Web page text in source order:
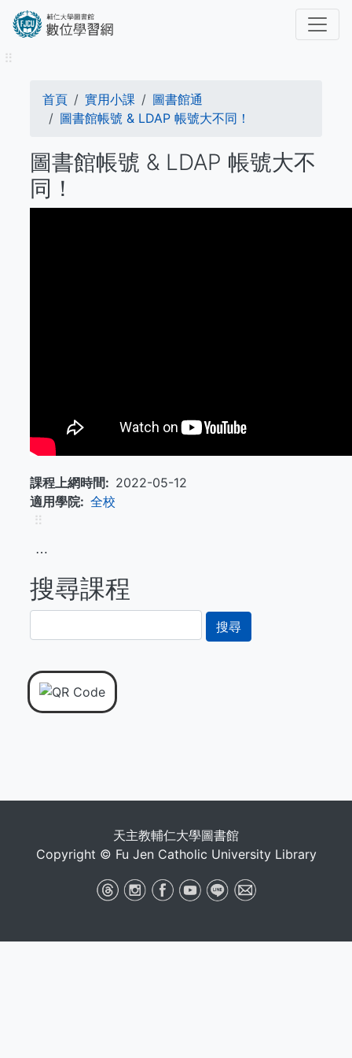
內
⠿
導
航
連
結
首頁 實用小課
圖書館通
圖書館帳號 & LDAP 帳號大不同！
圖書館帳號 & LDAP 帳號大不
同！
課程上網時間
2022-05-12
適用學院
全校
⠿
⋯
搜尋課程
尋
天主教輔仁大學圖書館
Copyright © Fu Jen Catholic University Library